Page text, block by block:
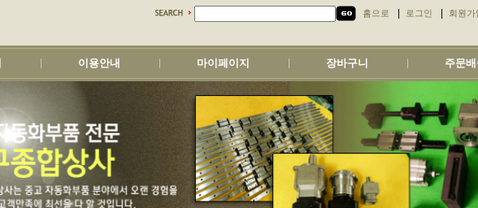
홈으로 로그인 회원가
이용안내 마이페이지 장바구니 주문